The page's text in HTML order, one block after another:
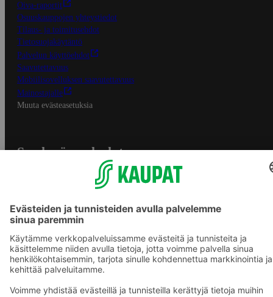
Oiva-raportit
Osuuskauppojen yhteystiedot
Tilaus- ja toimitusehdot
Tietosuojakäytäntö
Palvelun käyttöehdot
Saavutettavuus
Mobiilisovelluksen saavutettavuus
Mainostajalle
Muuta evästeasetuksia
S-ryhmän palvelut
Yhteishyvä Ruoka -sovellus
S-ostoslista -sovellus
Prisma.fi
Sokos.fi
S-Pankki
Sokos Hotels